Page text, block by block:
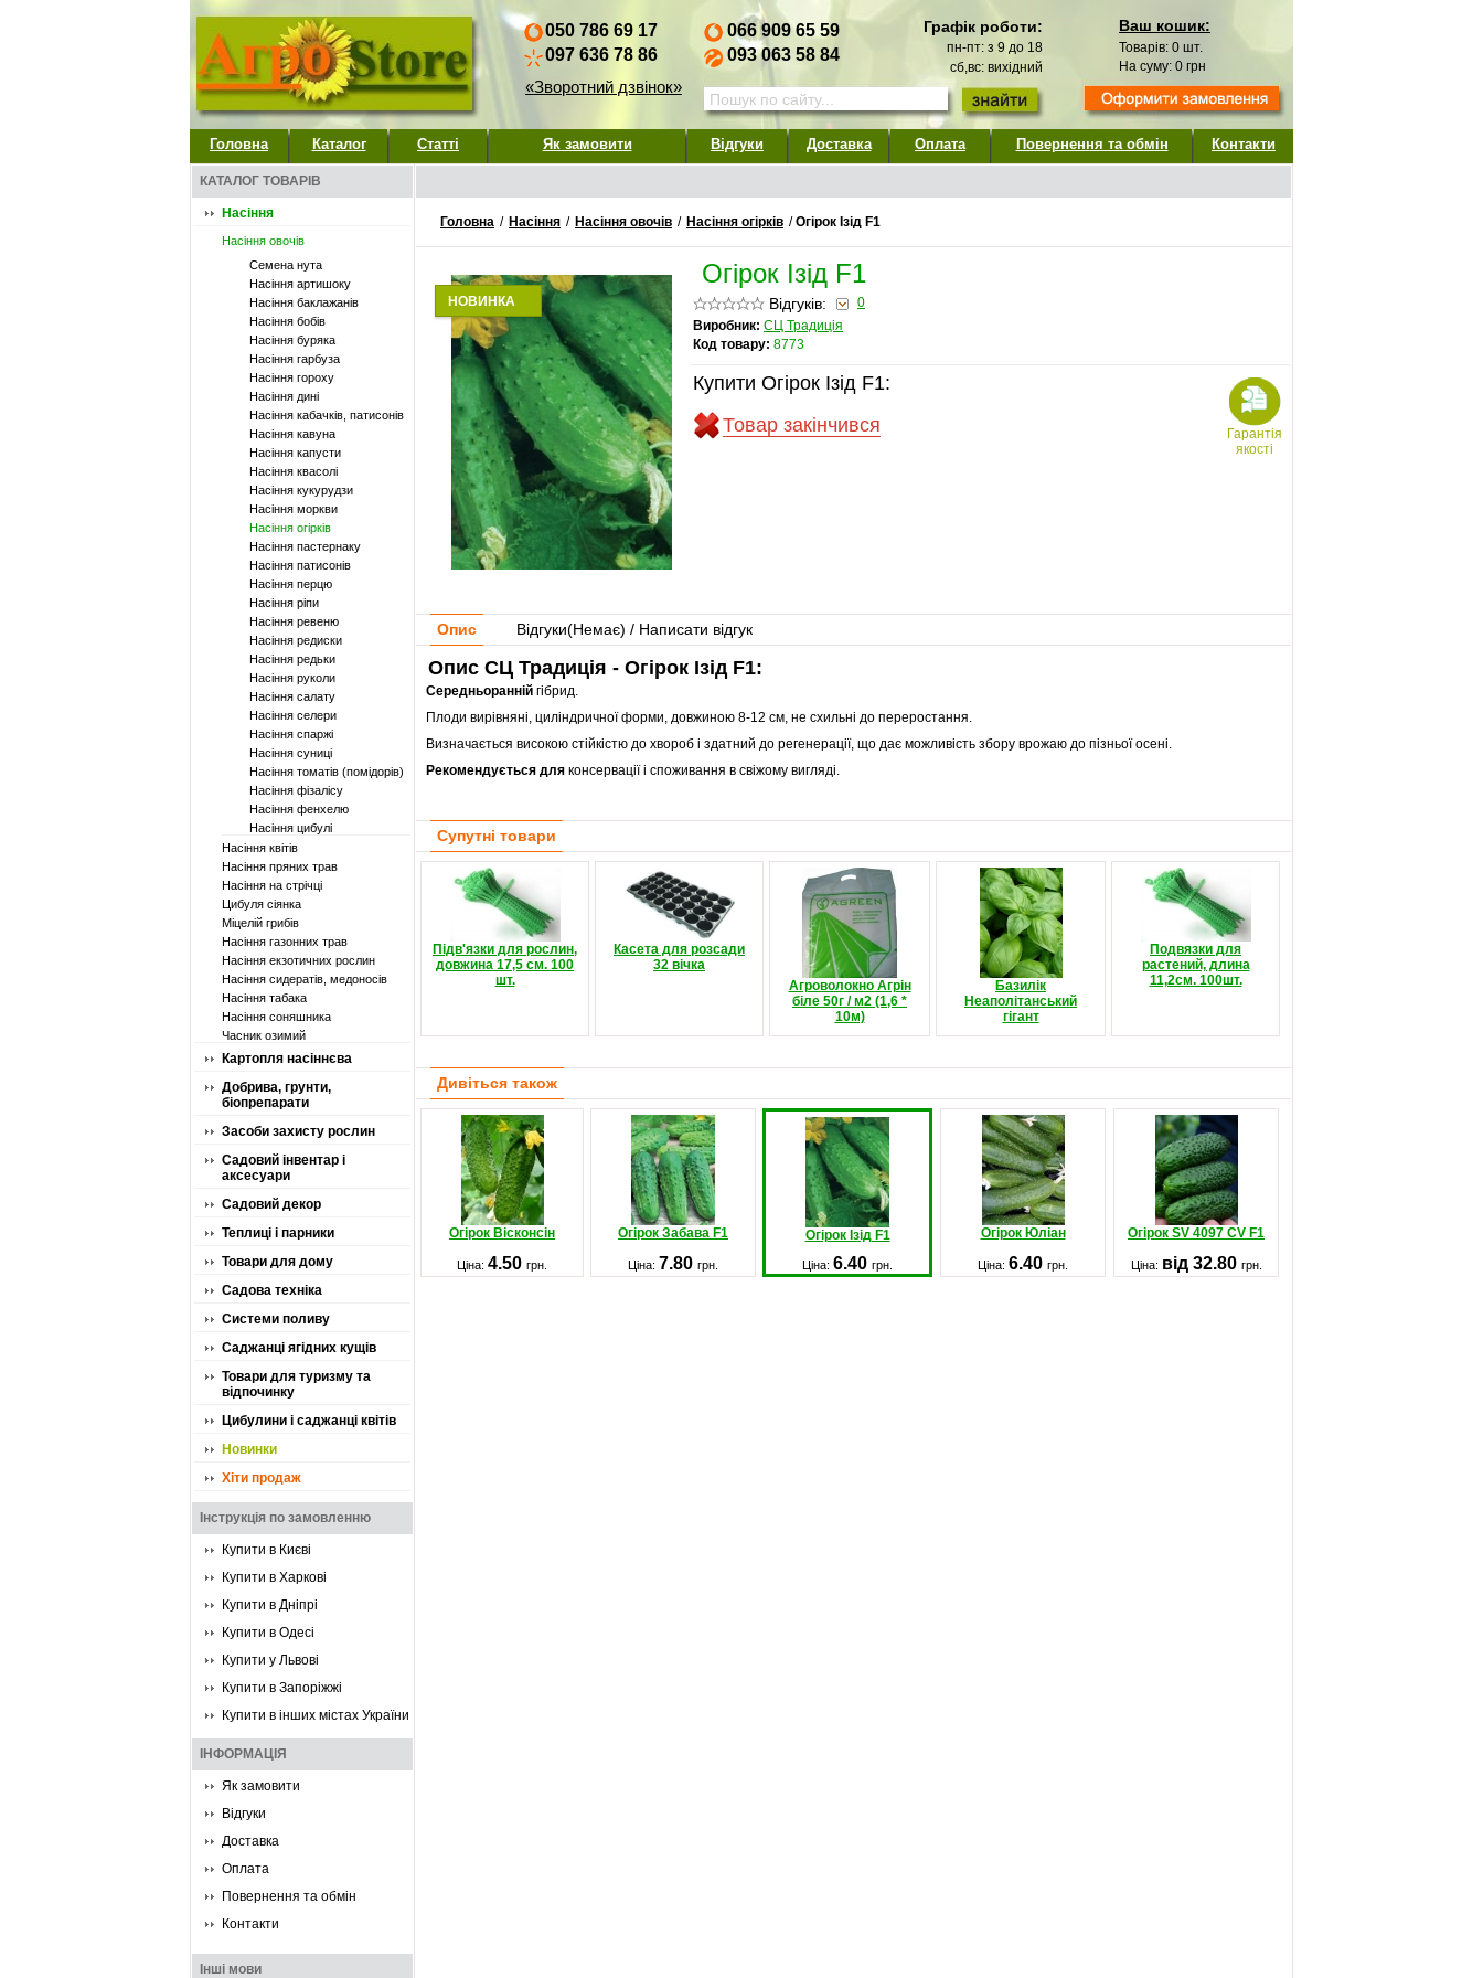
050 786 69 17
097 636 78 86
«Зворотний дзвінок»
066 909 65 59
093 063 58 84
Графік роботи:
пн-пт: з 9 до 18
сб,вс: вихідний
Ваш кошик:
Товарів: 0 шт.
На суму: 0 грн
Головна Каталог Статті Як замовити Відгуки Доставка Оплата Повернення та обмін Контакти
КАТАЛОГ ТОВАРІВ
Насіння
Насіння овочів
Семена нута
Насіння артишоку
Насіння баклажанів
Насіння бобів
Насіння буряка
Насіння гарбуза
Насіння гороху
Насіння дині
Насіння кабачків, патисонів
Насіння кавуна
Насіння капусти
Насіння квасолі
Насіння кукурудзи
Насіння моркви
Насіння огірків
Насіння пастернаку
Насіння патисонів
Насіння перцю
Насіння ріпи
Насіння ревеню
Насіння редиски
Насіння редьки
Насіння руколи
Насіння салату
Насіння селери
Насіння спаржі
Насіння суниці
Насіння томатів (помідорів)
Насіння фізалісу
Насіння фенхелю
Насіння цибулі
Насіння квітів
Насіння пряних трав
Насіння на стрічці
Цибуля сіянка
Міцелій грибів
Насіння газонних трав
Насіння екзотичних рослин
Насіння сидератів, медоносів
Насіння табака
Насіння соняшника
Часник озимий
Картопля насіннєва
Добрива, грунти,
біопрепарати
Засоби захисту рослин
Садовий інвентар і
аксесуари
Садовий декор
Теплиці і парники
Товари для дому
Садова техніка
Системи поливу
Саджанці ягідних кущів
Товари для туризму та
відпочинку
Цибулини і саджанці квітів
Новинки
Хіти продаж
Інструкція по замовленню
Купити в Києві
Купити в Харкові
Купити в Дніпрі
Купити в Одесі
Купити у Львові
Купити в Запоріжжі
Купити в інших містах України
ІНФОРМАЦІЯ
Як замовити
Відгуки
Доставка
Оплата
Повернення та обмін
Контакти
Інші мови
Головна / Насіння / Насіння овочів / Насіння огірків /Огірок Ізід F1
НОВИНКА
Огірок Ізід F1
Відгуків:
0
Виробник: СЦ Традиція
Код товару: 8773
Купити Огірок Ізід F1:
Товар закінчився
Гарантія
якості
Опис Відгуки(Немає) / Написати відгук
Опис СЦ Традиція - Огірок Ізід F1:
Середньоранній гібрид.
Плоди вирівняні, циліндричної форми, довжиною 8-12 см, не схильні до переростання.
Визначається високою стійкістю до хвороб і здатний до регенерації, що дає можливість збору врожаю до пізньої осені.
Рекомендується для консервації і споживання в свіжому вигляді.
Супутні товари
Підв'язки для рослин,
довжина 17,5 см. 100
шт.
Касета для розсади
32 вічка
Агроволокно Агрін
біле 50г / м2 (1,6 *
10м)
Базилік
Неаполітанський
гігант
Подвязки для
растений, длина
11,2см. 100шт.
Дивіться також
Огірок Вісконсін Огірок Забава F1 Огірок Ізід F1 Огірок Юліан Огірок SV 4097 CV F1
Ціна: 4.50 грн. Ціна: 7.80 грн. Ціна: 6.40 грн. Ціна: 6.40 грн. Ціна: від 32.80 грн.